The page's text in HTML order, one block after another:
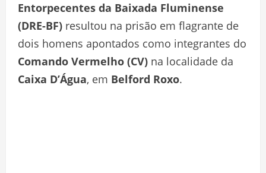
Entorpecentes da Baixada Fluminense
(DRE-BF) resultou na prisão em flagrante de
dois homens apontados como integrantes do
Comando Vermelho (CV) na localidade da
Caixa D’Água, em Belford Roxo.